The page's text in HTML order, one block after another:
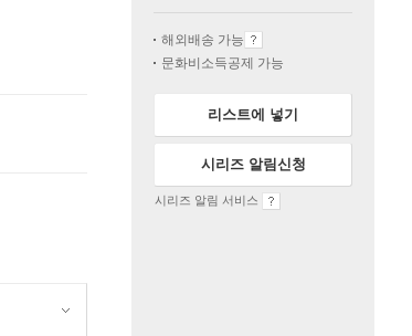
해외배송 가능
문화비소득공제 가능
리스트에 넣기
시리즈 알림신청
시리즈 알림 서비스